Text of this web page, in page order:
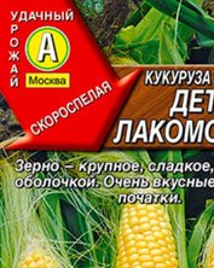
Выберите город
Обратный звонок
Каталог
Семена
Грунты